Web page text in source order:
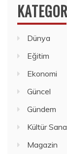
Dünya
Eğitim
Ekonomi
Güncel
Gündem
Kültür
Magazin